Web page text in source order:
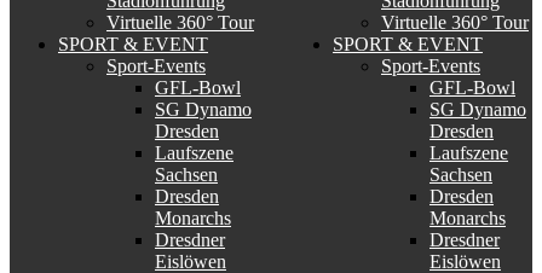
Virtuelle 360° Tour
SPORT & EVENT
Sport-Events
GFL-Bowl
SG Dynamo
Dresden
Laufszene
Sachsen
Dresden
Monarchs
Dresdner
Eislöwen
Virtuelle 360° Tour
SPORT & EVENT
Sport-Events
GFL-Bowl
SG Dynamo
Dresden
Laufszene
Sachsen
Dresden
Monarchs
Dresdner
Eislöwen